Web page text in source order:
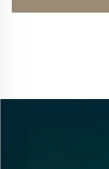
Wasserdicht